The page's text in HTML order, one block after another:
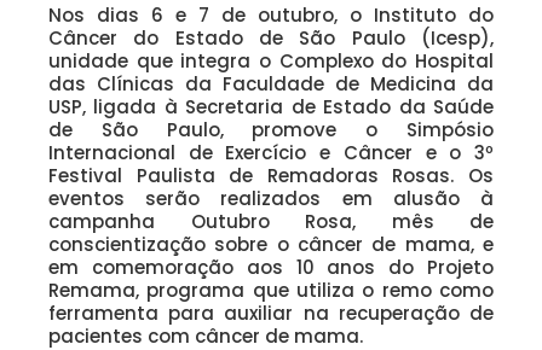
Nos dias 6 e 7 de outubro, o Instituto do
Câncer do Estado de São Paulo (Icesp),
unidade que integra o Complexo do Hospital
das Clínicas da Faculdade de Medicina da
USP, ligada à Secretaria de Estado da Saúde
de São Paulo, promove o Simpósio
Internacional de Exercício e Câncer e o 3º
Festival Paulista de Remadoras Rosas. Os
eventos serão realizados em alusão à
campanha Outubro Rosa, mês de
conscientização sobre o câncer de mama, e
em comemoração aos 10 anos do Projeto
Remama, programa que utiliza o remo como
ferramenta para auxiliar na recuperação de
pacientes com câncer de mama.